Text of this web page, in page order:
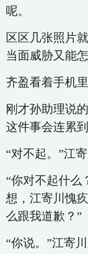
呢。
区区几张照片
当面威胁又能
齐盈看着手机
刚才孙助理说
这件事会连累到
“对不起。”江
“你对不起什么
想，江寄川愧
么跟我道歉？”
“你说。”江寄